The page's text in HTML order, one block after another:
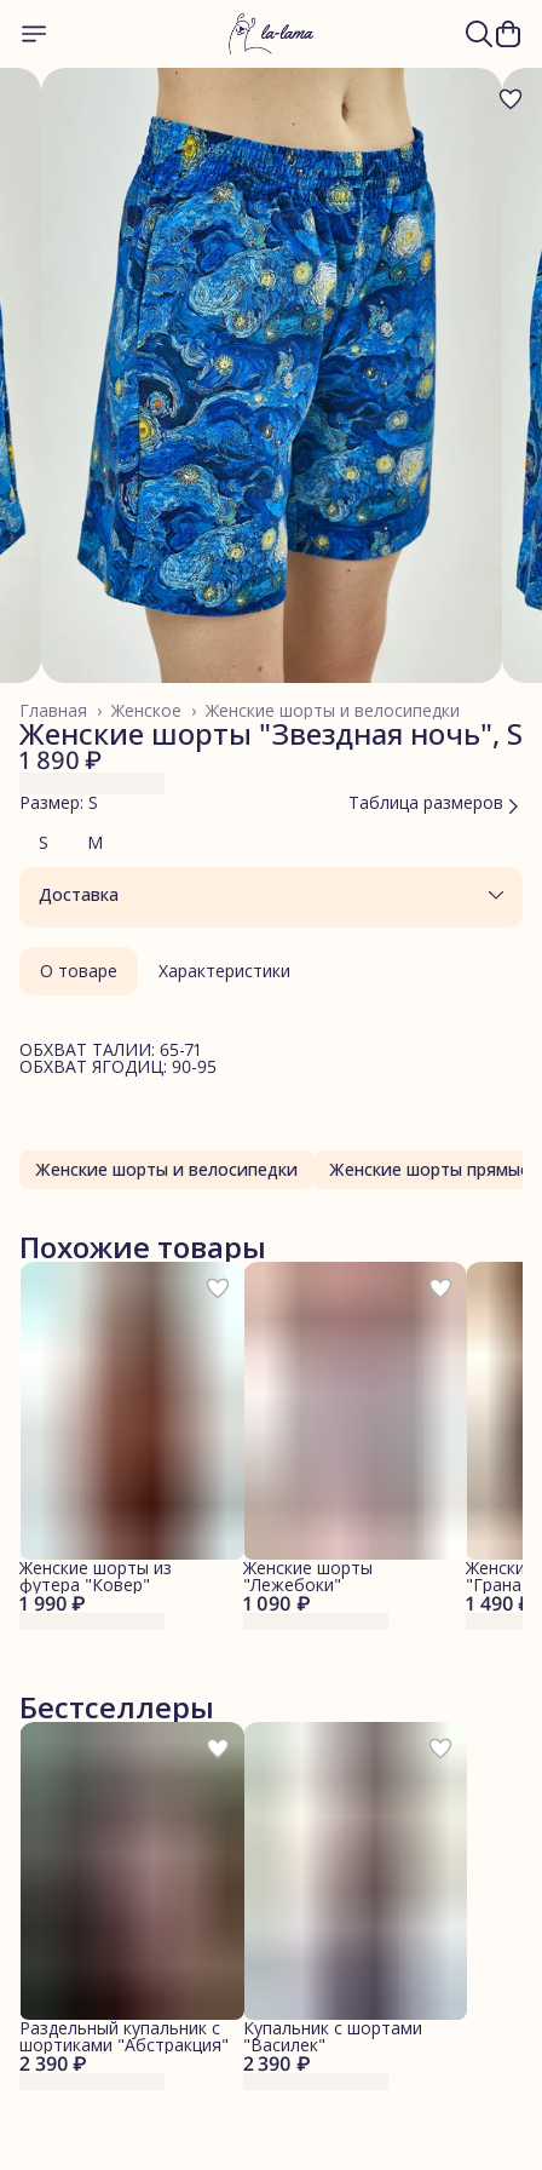
Женские шорты и велосипедки
Женское ›
Главная ›
Женские шорты "Звездная ночь", S
1 890 ₽
Размер: S
Таблица размеров
S
M
Доставка
О товаре Характеристики
ОБХВАТ ТАЛИИ: 65-71
ОБХВАТ ЯГОДИЦ: 90-95
Женские шорты и велосипедки Женские шорты прямые
Похожие товары
1 990 ₽
Женские шорты из
футера "Ковер"
1 090 ₽
Женские шорты
"Лежебоки"
1 490 ₽
Бестселлеры
2 390 ₽
Раздельный купальник с
шортиками "Абстракция"
2 390 ₽
Купальник с шортами
"Василек"